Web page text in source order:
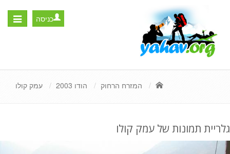
Toggle
כניסה
המזרח הרחוק הודו 2003 עמק קולו
גלריית תמונות של עמק קולו